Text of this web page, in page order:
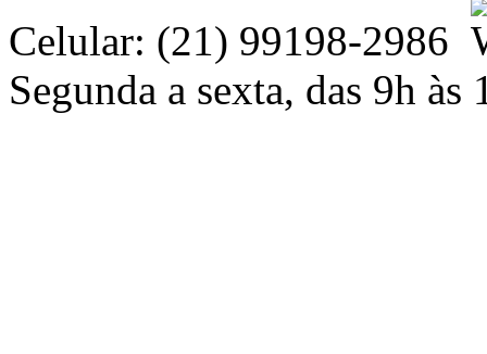
Celular: (21) 99198-2986
Segunda a sexta, das 9h às